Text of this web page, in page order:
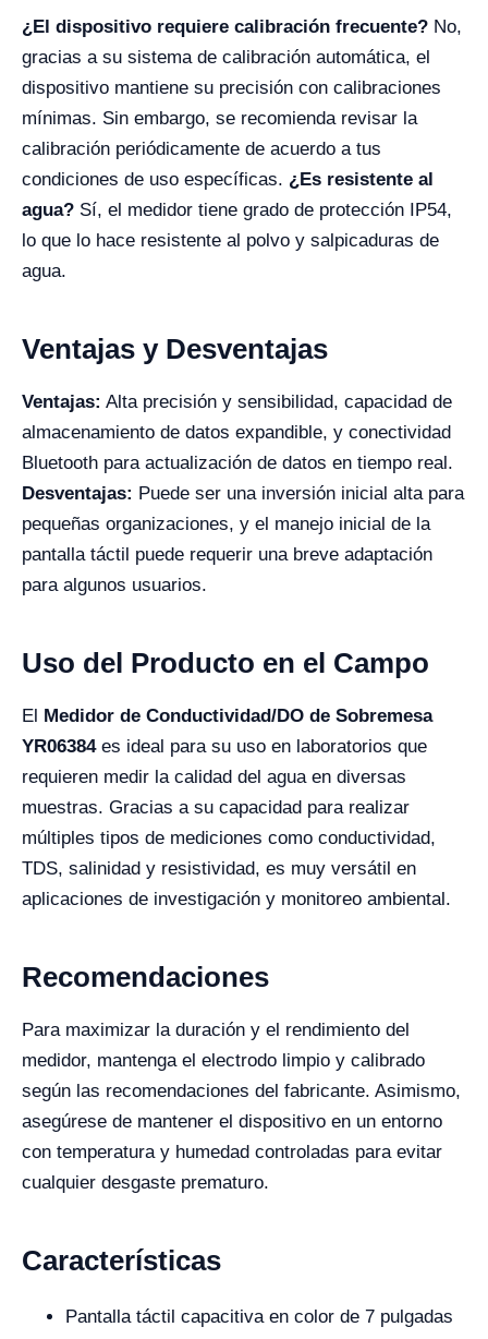
¿El dispositivo requiere calibración frecuente? No,
gracias a su sistema de calibración automática, el
dispositivo mantiene su precisión con calibraciones
mínimas. Sin embargo, se recomienda revisar la
calibración periódicamente de acuerdo a tus
condiciones de uso específicas. ¿Es resistente al
agua? Sí, el medidor tiene grado de protección IP54,
lo que lo hace resistente al polvo y salpicaduras de
agua.
Ventajas y Desventajas
Ventajas: Alta precisión y sensibilidad, capacidad de
almacenamiento de datos expandible, y conectividad
Bluetooth para actualización de datos en tiempo real.
Desventajas: Puede ser una inversión inicial alta para
pequeñas organizaciones, y el manejo inicial de la
pantalla táctil puede requerir una breve adaptación
para algunos usuarios.
Uso del Producto en el Campo
El Medidor de Conductividad/DO de Sobremesa
YR06384es ideal para su uso en laboratorios que
requieren medir la calidad del agua en diversas
muestras. Gracias a su capacidad para realizar
múltiples tipos de mediciones como conductividad,
TDS, salinidad y resistividad, es muy versátil en
aplicaciones de investigación y monitoreo ambiental.
Recomendaciones
Para maximizar la duración y el rendimiento del
medidor, mantenga el electrodo limpio y calibrado
según las recomendaciones del fabricante. Asimismo,
asegúrese de mantener el dispositivo en un entorno
con temperatura y humedad controladas para evitar
cualquier desgaste prematuro.
Características
Pantalla táctil capacitiva en color de 7 pulgadas